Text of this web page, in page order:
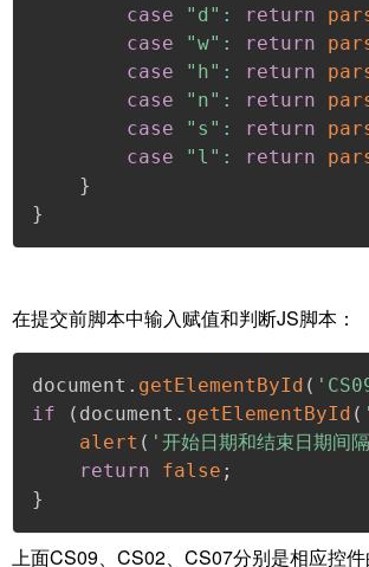
case
"d" : return
case
"w" : return
case
"h" : return
case
"n" : return
case
"s" : return
case
"l" : return
}
}
在提交前脚本中输入赋值和判断JS脚本：
document . getElementById (
if
( document . getElementById (
alert ( '开始日期和结束日期间
return
false ;
}
上面CS09、CS02、CS07分别是相应控件